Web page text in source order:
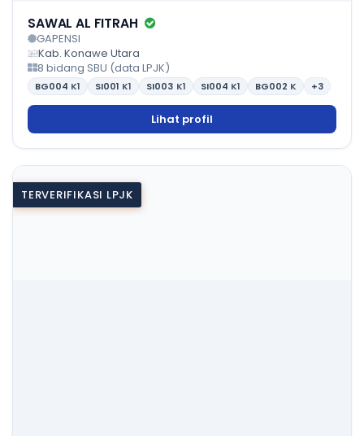
SAWAL AL FITRAH
GAPENSI
Kab. Konawe Utara
8 bidang SBU (data LPJK)
BG004 K1 SI001 K1 SI003 K1 SI004 K1 BG002 K +3
Lihat profil
TERVERIFIKASI LPJK